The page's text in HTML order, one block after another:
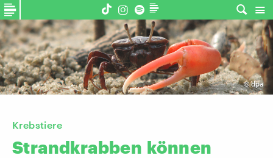
©dpa
Krebstiere
Strandkrabben können